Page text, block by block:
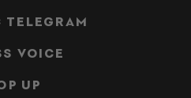
TELEGRAM
VOICE
UP